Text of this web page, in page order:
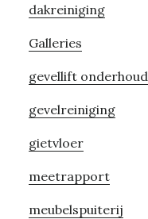
dakreiniging
Galleries
gevellift onderhoud
gevelreiniging
gietvloer
meetrapport
meubelspuiterij